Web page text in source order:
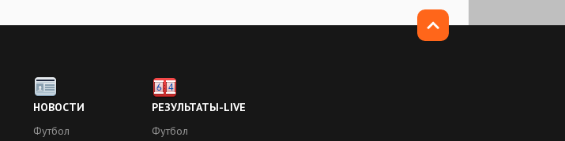
НОВОСТИ
Футбол
РЕЗУЛЬТАТЫ-LIVE
Футбол